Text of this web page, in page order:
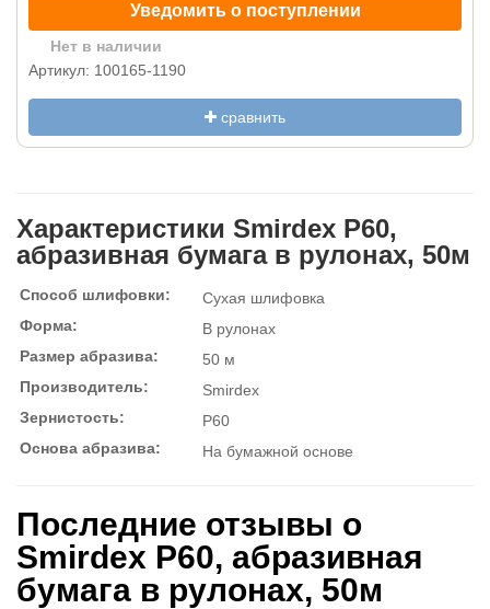
Уведомить о поступлении
Нет в наличии
Артикул: 100165-1190
сравнить
Характеристики Smirdex P60,
абразивная бумага в рулонах, 50м
Способ шлифовки:
Сухая шлифовка
Форма:
В рулонах
Размер абразива:
50 м
Производитель:
Smirdex
Зернистость:
P60
Основа абразива:
На бумажной основе
Последние отзывы о
Smirdex P60, абразивная
бумага в рулонах, 50м